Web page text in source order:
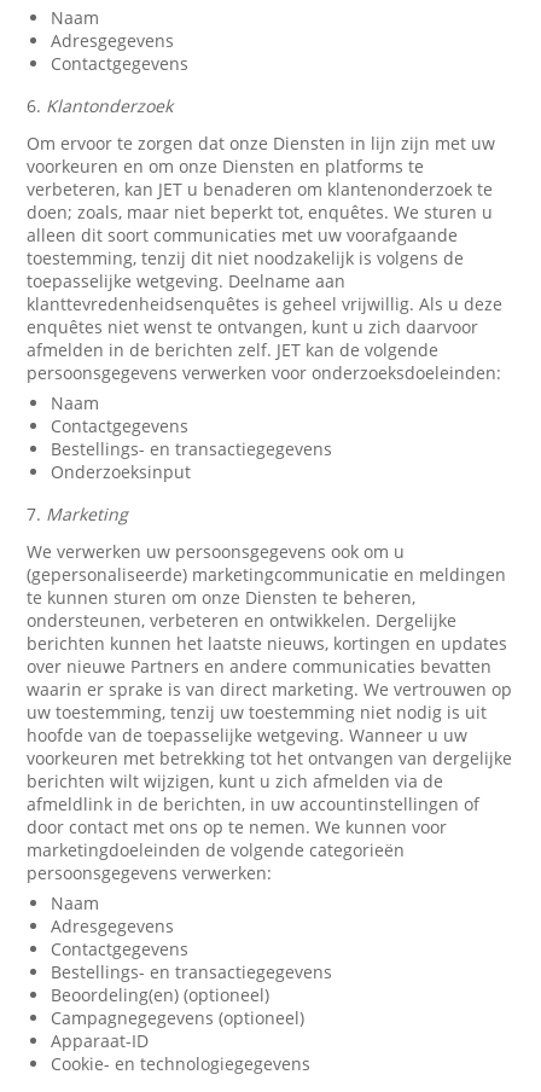
Naam
Adresgegevens
Contactgegevens
6. Klantonderzoek
Om ervoor te zorgen dat onze Diensten in lijn zijn met uw
voorkeuren en om onze Diensten en platforms te
verbeteren, kan JET u benaderen om klantenonderzoek te
doen; zoals, maar niet beperkt tot, enquêtes. We sturen u
alleen dit soort communicaties met uw voorafgaande
toestemming, tenzij dit niet noodzakelijk is volgens de
toepasselijke wetgeving. Deelname aan
klanttevredenheidsenquêtes is geheel vrijwillig. Als u deze
enquêtes niet wenst te ontvangen, kunt u zich daarvoor
afmelden in de berichten zelf. JET kan de volgende
persoonsgegevens verwerken voor onderzoeksdoeleinden:
Naam
Contactgegevens
Bestellings- en transactiegegevens
Onderzoeksinput
7. Marketing
We verwerken uw persoonsgegevens ook om u
(gepersonaliseerde) marketingcommunicatie en meldingen
te kunnen sturen om onze Diensten te beheren,
ondersteunen, verbeteren en ontwikkelen. Dergelijke
berichten kunnen het laatste nieuws, kortingen en updates
over nieuwe Partners en andere communicaties bevatten
waarin er sprake is van direct marketing. We vertrouwen op
uw toestemming, tenzij uw toestemming niet nodig is uit
hoofde van de toepasselijke wetgeving. Wanneer u uw
voorkeuren met betrekking tot het ontvangen van dergelijke
berichten wilt wijzigen, kunt u zich afmelden via de
afmeldlink in de berichten, in uw accountinstellingen of
door contact met ons op te nemen. We kunnen voor
marketingdoeleinden de volgende categorieën
persoonsgegevens verwerken:
Naam
Adresgegevens
Contactgegevens
Bestellings- en transactiegegevens
Beoordeling(en) (optioneel)
Campagnegegevens (optioneel)
Apparaat-ID
Cookie- en technologiegegevens